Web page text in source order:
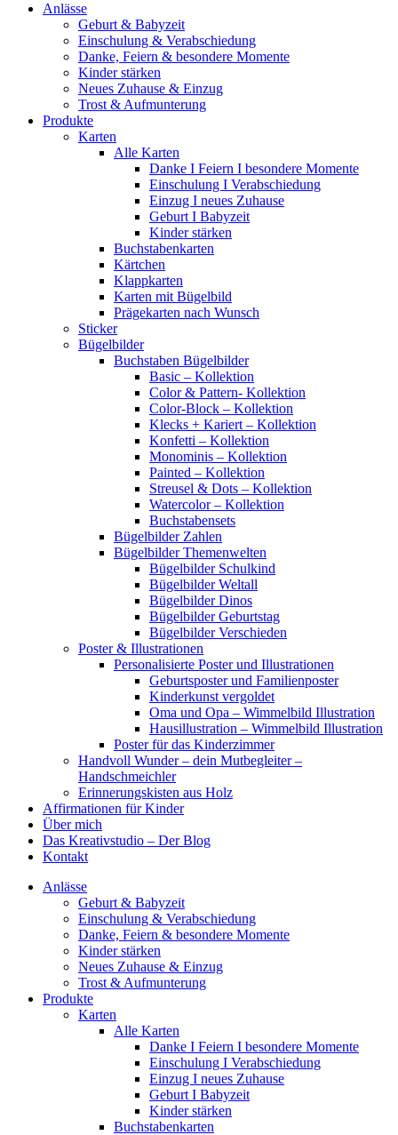
Anlässe
Geburt & Babyzeit
Einschulung & Verabschiedung
Danke, Feiern & besondere Momente
Kinder stärken
Neues Zuhause & Einzug
Trost & Aufmunterung
Produkte
Karten
Alle Karten
Danke I Feiern I besondere Momente
Einschulung I Verabschiedung
Einzug I neues Zuhause
Geburt I Babyzeit
Kinder stärken
Buchstabenkarten
Kärtchen
Klappkarten
Karten mit Bügelbild
Prägekarten nach Wunsch
Sticker
Bügelbilder
Buchstaben Bügelbilder
Basic – Kollektion
Color & Pattern- Kollektion
Color-Block – Kollektion
Klecks + Kariert – Kollektion
Konfetti – Kollektion
Monominis – Kollektion
Painted – Kollektion
Streusel & Dots – Kollektion
Watercolor – Kollektion
Buchstabensets
Bügelbilder Zahlen
Bügelbilder Themenwelten
Bügelbilder Schulkind
Bügelbilder Weltall
Bügelbilder Dinos
Bügelbilder Geburtstag
Bügelbilder Verschieden
Poster & Illustrationen
Personalisierte Poster und Illustrationen
Geburtsposter und Familienposter
Kinderkunst vergoldet
Oma und Opa – Wimmelbild Illustration
Hausillustration – Wimmelbild Illustration
Poster für das Kinderzimmer
Handvoll Wunder – dein Mutbegleiter –
Handschmeichler
Erinnerungskisten aus Holz
Affirmationen für Kinder
Über mich
Das Kreativstudio – Der Blog
Kontakt
Anlässe
Geburt & Babyzeit
Einschulung & Verabschiedung
Danke, Feiern & besondere Momente
Kinder stärken
Neues Zuhause & Einzug
Trost & Aufmunterung
Produkte
Karten
Alle Karten
Danke I Feiern I besondere Momente
Einschulung I Verabschiedung
Einzug I neues Zuhause
Geburt I Babyzeit
Kinder stärken
Buchstabenkarten